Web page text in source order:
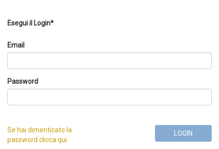
Esegui il Login*
Email
Password
Se hai dimenticato la
password clicca qui
LOGIN